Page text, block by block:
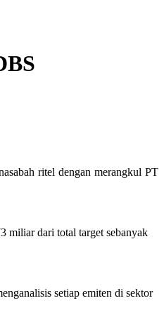
ritel dengan merangkul PT
miliar dari total target sebanyak
setiap emiten di sektor